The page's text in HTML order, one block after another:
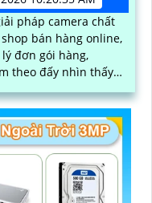
pháp camera chất
bán hàng online,
đơn gói hàng,
theo đấy nhìn thấy
thể tải video đơn